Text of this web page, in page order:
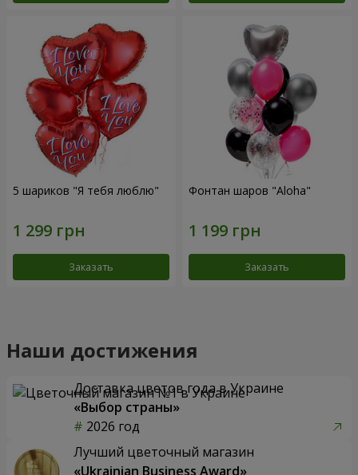
5 шариков "Я тебя люблю"
Заказать
Фонтан шаров "Aloha"
Заказать
Наши достижения
Доставка цветов года в Украине
«Выбор страны»
2026 год
Лучший цветочный магазин
«Ukrainian Business Award»